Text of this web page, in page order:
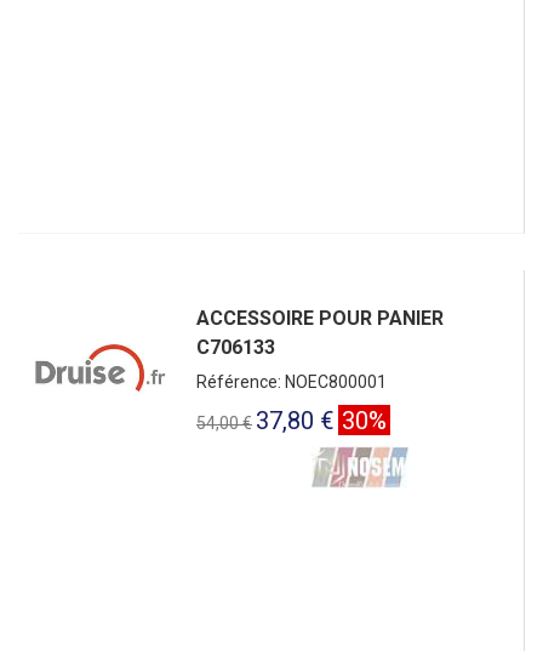
ACCESSOIRE POUR PANIER
C706133
Référence: NOEC800001
54,00 € 37,80 € 30%